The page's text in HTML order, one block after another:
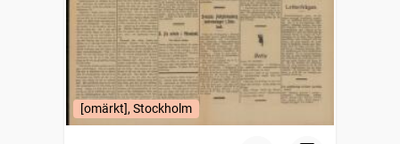
[omärkt], Stockholm